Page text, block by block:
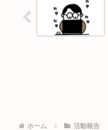
ホーム 活動報告